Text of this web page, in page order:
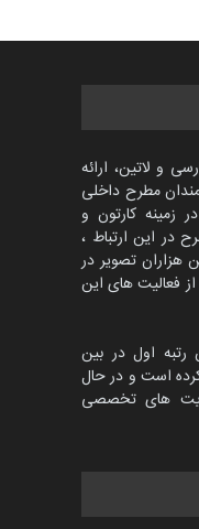
و لاتین، ارائه
مطرح داخلی
زمینه کارتون و
در این ارتباط ،
هزاران تصویر در
فعالیت های این
رتبه اول در بین
است و در حال
های تخصصی